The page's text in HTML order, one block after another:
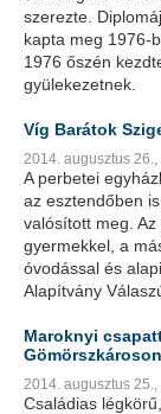
szerezte.
kapta meg 1976-
1976 őszén
gyülekezetnek.
Víg Barátok
2014. augusztus 26.,
A perbetei
az esztendőben
valósított meg.
gyermekkel, a
óvodással és
Alapítvány
Maroknyi
Gömörszkároson
2014. augusztus 25.,
Családias